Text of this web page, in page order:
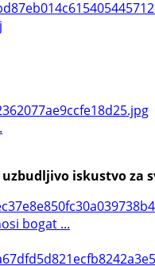
iskustvo
bogat ...